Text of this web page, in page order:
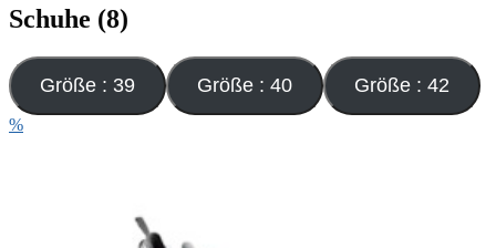
Schuhe (8)
Größe : 39 Größe : 40 Größe : 42
%